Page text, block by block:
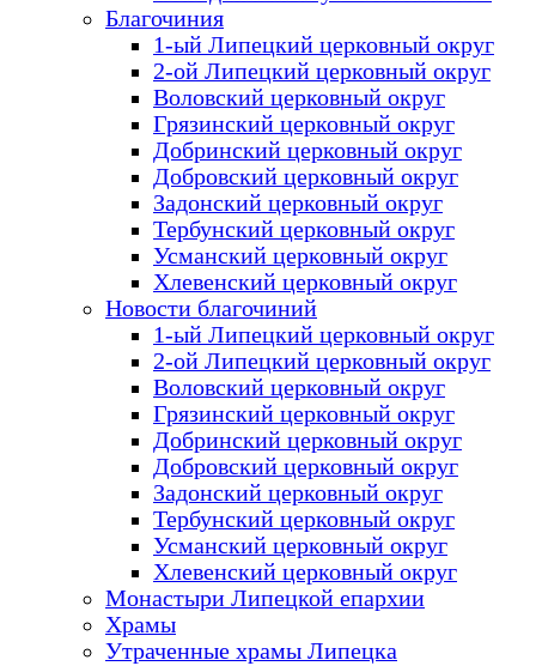
Благочиния
1-ый Липецкий церковный округ
2-ой Липецкий церковный округ
Воловский церковный округ
Грязинский церковный округ
Добринский церковный округ
Добровский церковный округ
Задонский церковный округ
Тербунский церковный округ
Усманский церковный округ
Хлевенский церковный округ
Новости благочиний
1-ый Липецкий церковный округ
2-ой Липецкий церковный округ
Воловский церковный округ
Грязинский церковный округ
Добринский церковный округ
Добровский церковный округ
Задонский церковный округ
Тербунский церковный округ
Усманский церковный округ
Хлевенский церковный округ
Монастыри Липецкой епархии
Храмы
Утраченные храмы Липецка